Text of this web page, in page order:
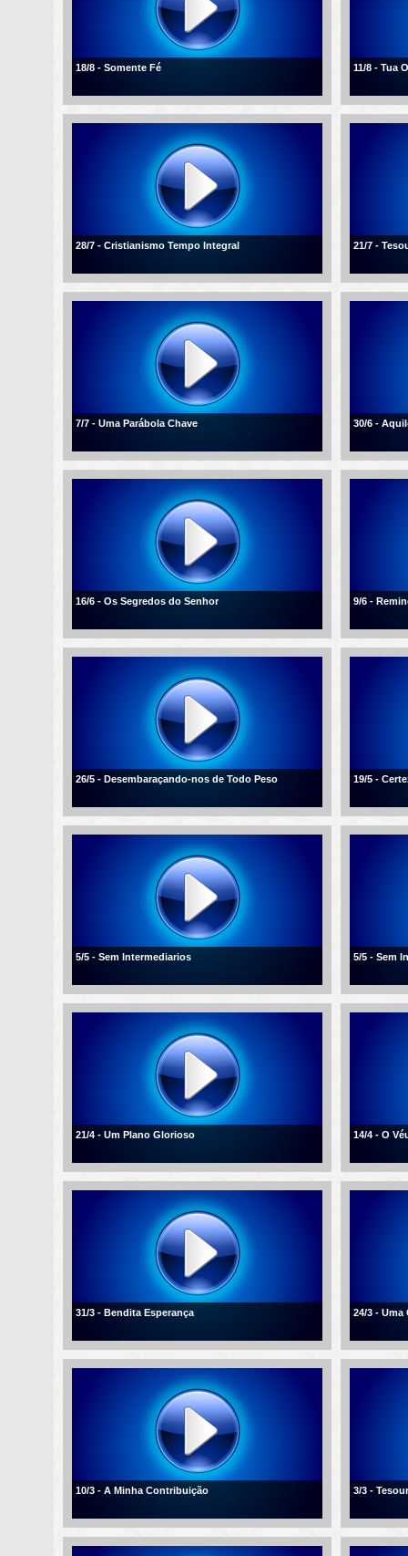
18/8 - Somente Fé 11/8 - Tua
28/7 - Cristianismo Tempo Integral 21/7 -
7/7 - Uma Parábola Chave 30/6 -
16/6 - Os Segredos do Senhor 9/6 -
26/5 - Desembaraçando-nos de Todo Peso 19/5 -
5/5 - Sem Intermediarios 5/5 - Sem
21/4 - Um Plano Glorioso 14/4 - O
31/3 - Bendita Esperança 24/3 -
10/3 - A Minha Contribuição 3/3 -